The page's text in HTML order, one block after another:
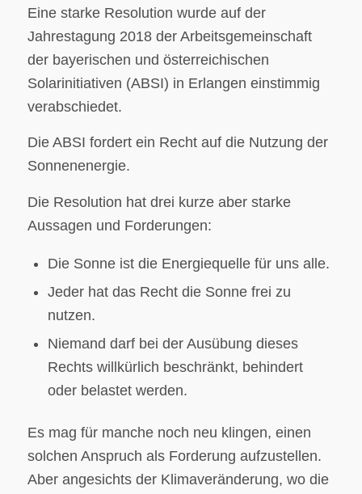
Eine starke Resolution wurde auf der
Jahrestagung 2018 der Arbeitsgemeinschaft
der bayerischen und österreichischen
Solarinitiativen (ABSI) in Erlangen einstimmig
verabschiedet.
Die ABSI fordert ein Recht auf die Nutzung der
Sonnenenergie.
Die Resolution hat drei kurze aber starke
Aussagen und Forderungen:
Die Sonne ist die Energiequelle für uns alle.
Jeder hat das Recht die Sonne frei zu
nutzen.
Niemand darf bei der Ausübung dieses
Rechts willkürlich beschränkt, behindert
oder belastet werden.
Es mag für manche noch neu klingen, einen
solchen Anspruch als Forderung aufzustellen.
Aber angesichts der Klimaveränderung, wo die